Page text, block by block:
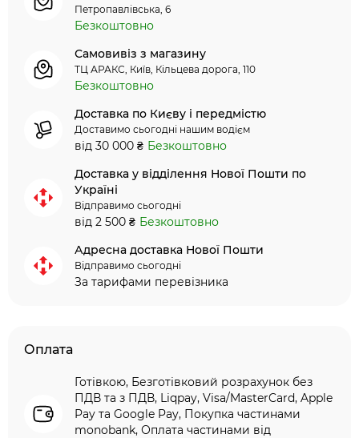
Петропавлівська, 6
Безкоштовно
Самовивіз з магазину
ТЦ АРАКС, Київ, Кільцева дорога, 110
Безкоштовно
Доставка по Києву і передмістю
Доставимо сьогодні нашим водієм
від 30 000 ₴ Безкоштовно
Доставка у відділення Нової Пошти по
Україні
Відправимо сьогодні
від 2 500 ₴ Безкоштовно
Адресна доставка Нової Пошти
Відправимо сьогодні
За тарифами перевізника
Оплата
Готівкою, Безготівковий розрахунок без
ПДВ та з ПДВ, Liqpay, Visa/MasterCard, Apple
Pay та Google Pay, Покупка частинами
monobank, Оплата частинами від